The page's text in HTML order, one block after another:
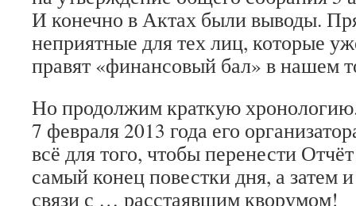
И конечно в Актах были выводы.
неприятные для тех лиц, которые
правят «финансовый бал» в нашем
Но продолжим краткую
7 февраля 2013 года его
всё для того, чтобы перенести
самый конец повестки дня, а затем
связи с … расстаявшим кворумом!